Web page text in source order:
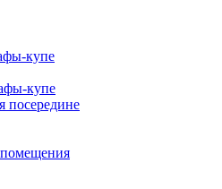
купе
купе
посередине